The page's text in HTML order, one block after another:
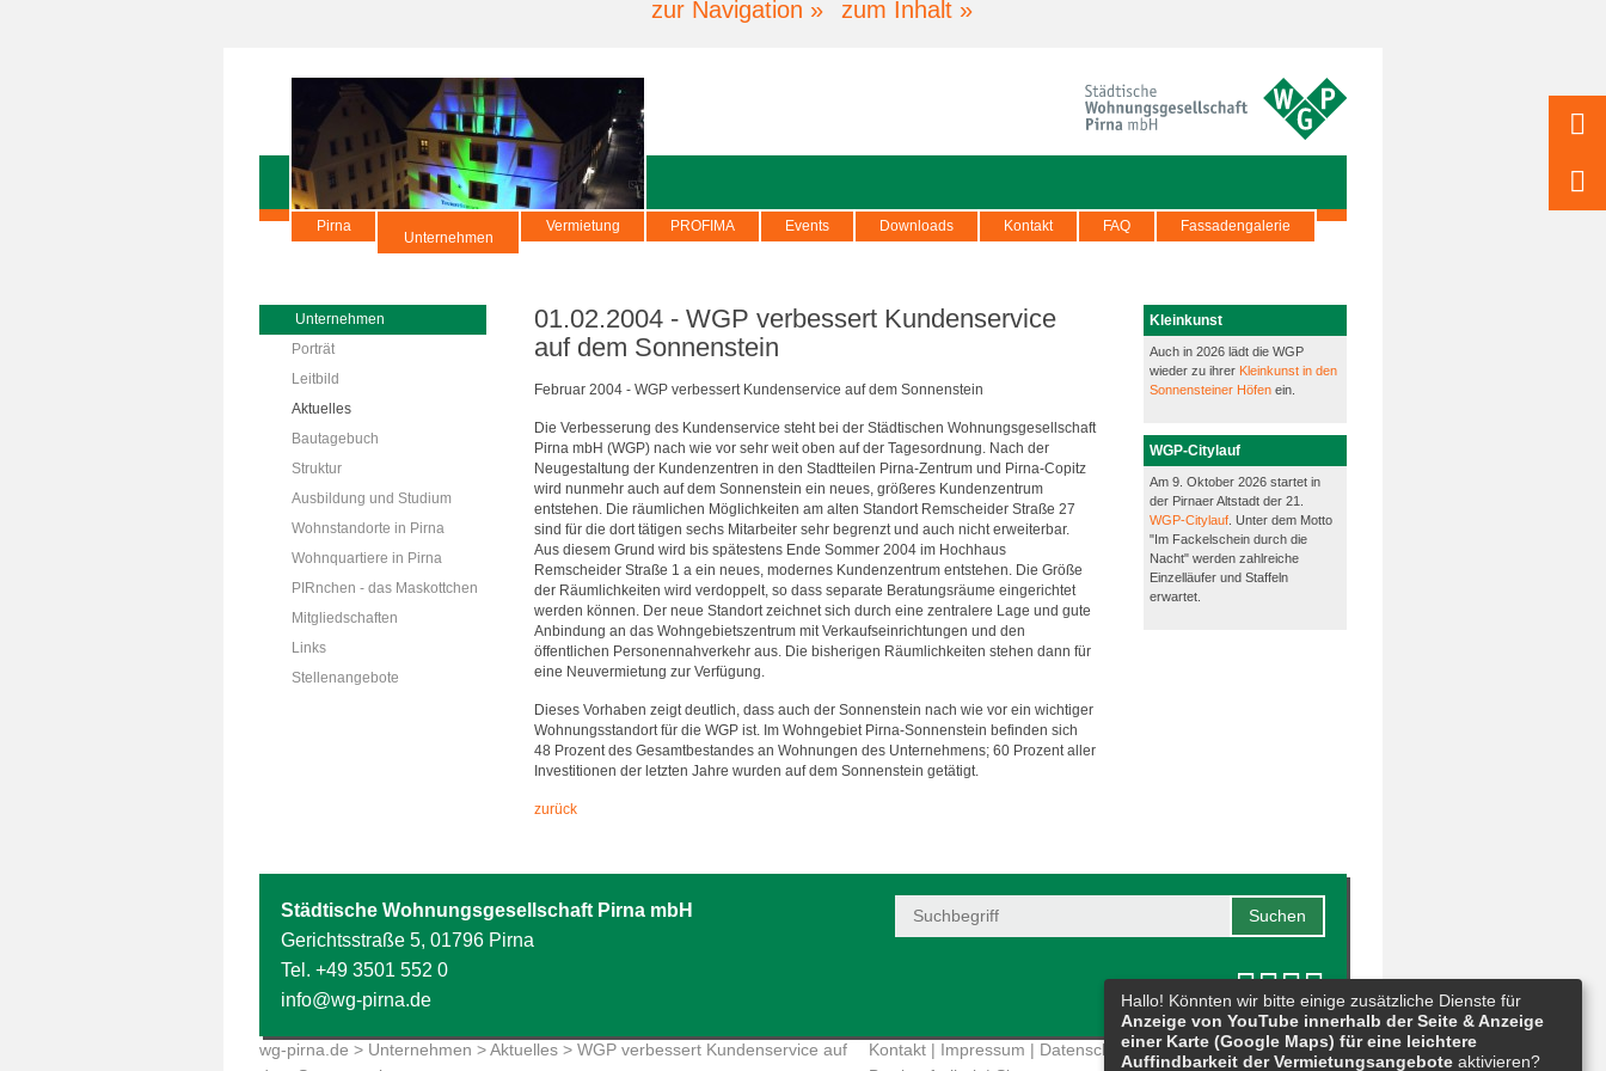
zur Navigation » zum Inhalt »
Pirna
Unternehmen
Vermietung PROFIMA Events Downloads Kontakt FAQ Fassadengalerie
Unternehmen
Porträt
Leitbild
Aktuelles
Bautagebuch
Struktur
Ausbildung und Studium
Wohnstandorte in Pirna
Wohnquartiere in Pirna
PIRnchen - das Maskottchen
Mitgliedschaften
Links
Stellenangebote
01.02.2004 - WGP verbessert Kundenservice
auf dem Sonnenstein
Februar 2004 - WGP verbessert Kundenservice auf dem Sonnenstein
Die Verbesserung des Kundenservice steht bei der Städtischen Wohnungsgesellschaft
Pirna mbH (WGP) nach wie vor sehr weit oben auf der Tagesordnung. Nach der
Neugestaltung der Kundenzentren in den Stadtteilen Pirna-Zentrum und Pirna-Copitz
wird nunmehr auch auf dem Sonnenstein ein neues, größeres Kundenzentrum
entstehen. Die räumlichen Möglichkeiten am alten Standort Remscheider Straße 27
sind für die dort tätigen sechs Mitarbeiter sehr begrenzt und auch nicht erweiterbar.
Aus diesem Grund wird bis spätestens Ende Sommer 2004 im Hochhaus
Remscheider Straße 1 a ein neues, modernes Kundenzentrum entstehen. Die Größe
der Räumlichkeiten wird verdoppelt, so dass separate Beratungsräume eingerichtet
werden können. Der neue Standort zeichnet sich durch eine zentralere Lage und gute
Anbindung an das Wohngebietszentrum mit Verkaufseinrichtungen und den
öffentlichen Personennahverkehr aus. Die bisherigen Räumlichkeiten stehen dann für
eine Neuvermietung zur Verfügung.
Dieses Vorhaben zeigt deutlich, dass auch der Sonnenstein nach wie vor ein wichtiger
Wohnungsstandort für die WGP ist. Im Wohngebiet Pirna-Sonnenstein befinden sich
48 Prozent des Gesamtbestandes an Wohnungen des Unternehmens; 60 Prozent aller
Investitionen der letzten Jahre wurden auf dem Sonnenstein getätigt.
zurück
Kleinkunst
Auch in 2026 lädt die WGP
wieder zu ihrer Kleinkunst in den
Sonnensteiner Höfen ein.
WGP-Citylauf
Am 9. Oktober 2026 startet in
der Pirnaer Altstadt der 21.
WGP-Citylauf . Unter dem Motto
"Im Fackelschein durch die
Nacht" werden zahlreiche
Einzelläufer und Staffeln
erwartet.
Städtische Wohnungsgesellschaft Pirna mbH
Gerichtsstraße 5, 01796 Pirna
Tel. +49 3501 552 0
info@wg-pirna.de
wg-pirna.de > Unternehmen >Aktuelles > WGP verbessert Kundenservice auf
Kontakt | Impressum | Datenschutz|Meldestelle|
Hallo! Könnten wir bitte einige zusätzliche Dienste für
Anzeige von YouTube innerhalb der Seite & Anzeige
einer Karte (Google Maps) für eine leichtere
Auffindbarkeit der Vermietungsangebote aktivieren?